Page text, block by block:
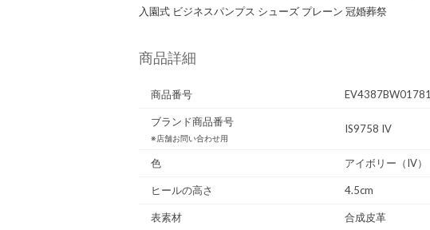
入園式 ビジネスパンプス シューズ プレーン 冠婚葬祭
商品詳細
商品番号 EV4387BW01781
ブランド商品番号
※店舗お問い合わせ用
IS9758 IV
色 アイボリー（IV）
ヒールの高さ 4.5cm
表素材 合成皮革